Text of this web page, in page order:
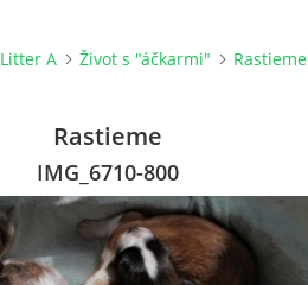
Litter A Život s "áčkarmi" Rastieme
Rastieme
IMG_6710-800